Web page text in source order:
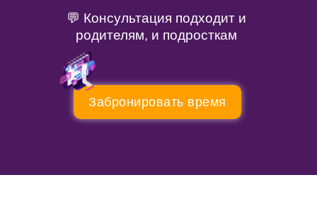
Забронировать время
💬 Консультация подходит и
родителям, и подросткам